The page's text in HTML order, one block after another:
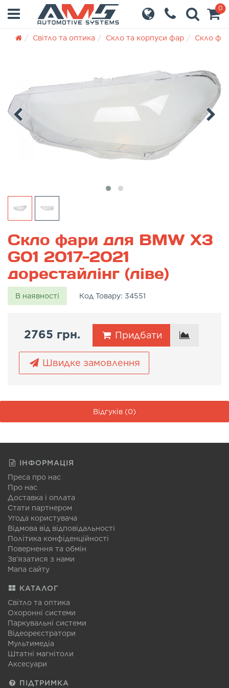
0
Світло та оптика Скло та корпуси фар Скло
Скло фари для BMW X3
G01 2017-2021
дорестайлінг (ліве)
В наявності Код Товару: 34551
2765 грн. Придбати
Швидке замовлення
Відгуків (0)
ІНФОРМАЦІЯ
Преса про нас
Про нас
Доставка і оплата
Стати партнером
Угода користувача
Відмова від відповідальності
Політика конфіденційності
Повернення та обмін
Зв'язатися з нами
Мапа сайту
КАТАЛОГ
Світло та оптика
Охоронні системи
Паркувальні системи
Відеореєстратори
Мультимедіа
Штатні магнітоли
Аксесуари
ПІДТРИМКА